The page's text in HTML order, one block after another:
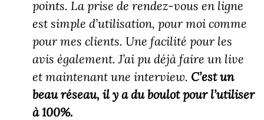
points. La prise de rendez-vous en ligne
est simple d’utilisation, pour moi comme
pour mes clients. Une facilité pour les
avis également. J’ai pu déjà faire un live
et maintenant une interview. C’est un
beau réseau, il y a du boulot pour l’utiliser
à 100%.